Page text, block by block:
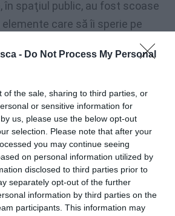
- Do Not Process My Personal
of the sale, sharing to third parties, or
or sensitive information for
us, please use the below opt-out
selection. Please note that after your
you may continue seeing
on personal information utilized by
disclosed to third parties prior to
separately opt-out of the further
information by third parties on the
participants. This information may
în spaţiul public, au fost scoase
care să îi sperie pe
fiind mobilizarea pentru
mobilizarea pentru cetăţeni,
Oamenii au început să se
au făcut stagiul militar foarte mulţi,
lege nu poate să spună asta, în
vechi ale Apărării spune că se
a României, dar asta
lucrează la locul lor de muncă de